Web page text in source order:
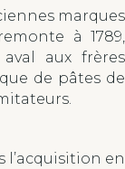
marques
à 1789,
aux frères
de pâtes de
l’acquisition en